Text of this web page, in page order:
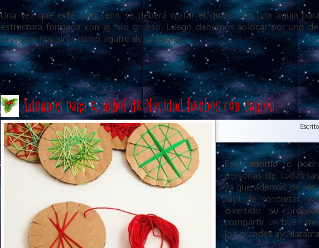
Una vez que esté bien seco, se deberá quitar el globo con una aguja
estructura formada con el hilo grueso. Luego debemos colocar por uno
para que nos sirva como agarre de la esfera.…
Adornos para el árbol de Navidad hechos con cartón
Este adornolo
personas de todas
ya que además de ser
fácil de concretar
divertido su
compartir un buen
los grandes ayudarán